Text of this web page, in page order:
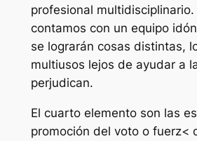
profesional multidisciplinario.
contamos con un equipo
se lograrán cosas distintas,
multiusos lejos de ayudar a
perjudican.
El cuarto elemento son las
promoción del voto o fuerz<